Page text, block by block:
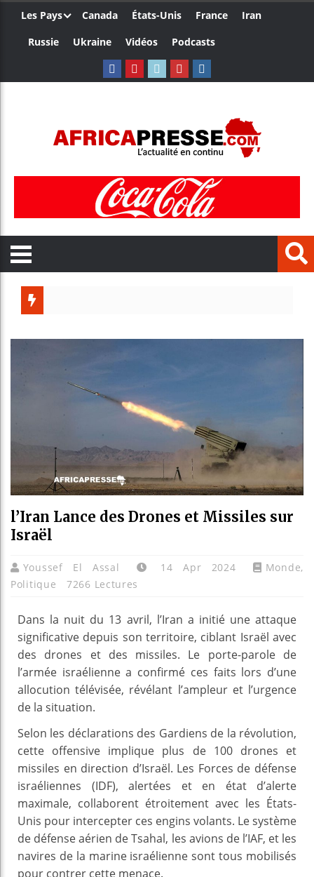
Les Pays Canada États-Unis France
Iran
Russie
Ukraine Vidéos Podcasts
l’Iran Lance des Drones et Missiles sur
Israël
Youssef El Assal 14 Apr 2024 Monde,
Politique
7266 Lectures
Dans la nuit du 13 avril, l’Iran a initié une attaque
significative depuis son territoire, ciblant Israël avec
des drones et des missiles. Le porte-parole de
l’armée israélienne a confirmé ces faits lors d’une
allocution télévisée, révélant l’ampleur et l’urgence
de la situation.
Selon les déclarations des Gardiens de la révolution,
cette offensive implique plus de 100 drones et
missiles en direction d’Israël. Les Forces de défense
israéliennes (IDF), alertées et en état d’alerte
maximale, collaborent étroitement avec les États-
Unis pour intercepter ces engins volants. Le système
de défense aérien de Tsahal, les avions de l’IAF, et les
navires de la marine israélienne sont tous mobilisés
pour contrer cette menace.